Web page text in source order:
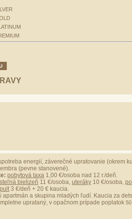
energií, záverečné upratovanie (okrem
(pevne stanovené).
pobytová taxa 1,00 €/osoba nad 12 r./deň.
bielizeň 11 €/osoba, uteráky 10 €/osoba,
3 €/deň + 20 € kaucia.
apartmán a skupina mladých ľudí. Kaucia za
uprataný, v opačnom prípade poplatok